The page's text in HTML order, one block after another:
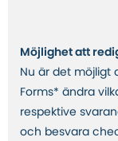
Möjlighet att
Nu är det möjligt
Forms* ändra
respektive
och besvara